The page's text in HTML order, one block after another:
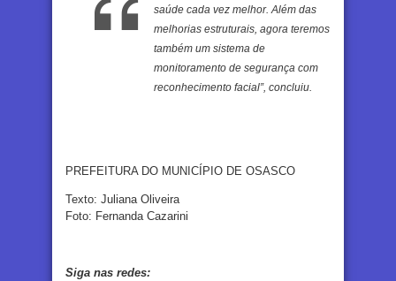
saúde cada vez melhor. Além das
melhorias estruturais, agora teremos
também um sistema de
monitoramento de segurança com
reconhecimento facial”, concluiu.
PREFEITURA DO MUNICÍPIO DE OSASCO
Texto: Juliana Oliveira
Foto: Fernanda Cazarini
Siga nas redes: